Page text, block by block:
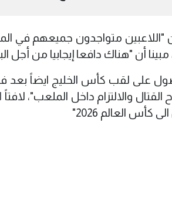
"اللاعبين متواجدون جميعهم في
أن "هناك دافعا إيجابيا من أجل البلوغ
على لقب كأس الخليج ايضاً بعد
القتال والالتزام داخل الملعب"،
العالم 2026"